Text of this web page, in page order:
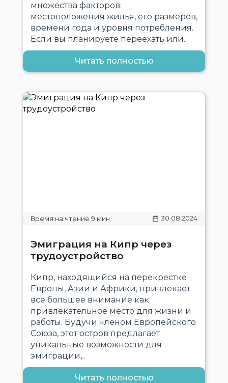
множества факторов:
местоположения жилья, его размеров,
времени года и уровня потребления.
Если вы планируете переехать или..
Читать полностью
30.08.2024
Эмиграция на Кипр через
трудоустройство
Кипр, находящийся на перекрестке
Европы, Азии и Африки, привлекает
все большее внимание как
привлекательное место для жизни и
работы. Будучи членом Европейского
Союза, этот остров предлагает
уникальные возможности для
эмиграции,..
Читать полностью